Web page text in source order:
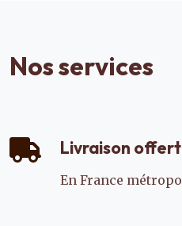
Nos services
Livraison
En France